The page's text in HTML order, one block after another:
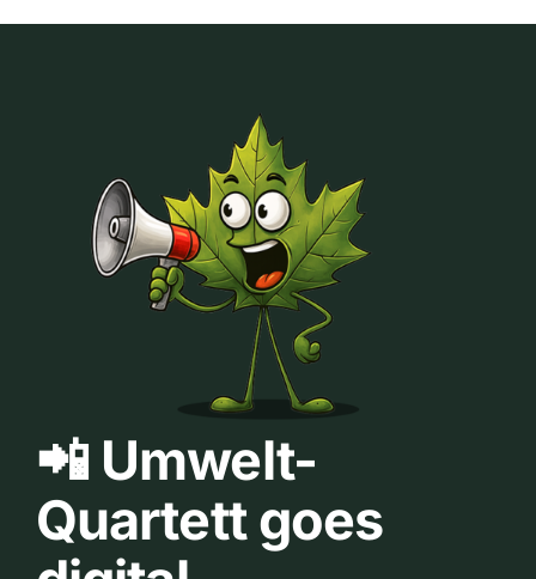
📲 Umwelt-
Quartett goes